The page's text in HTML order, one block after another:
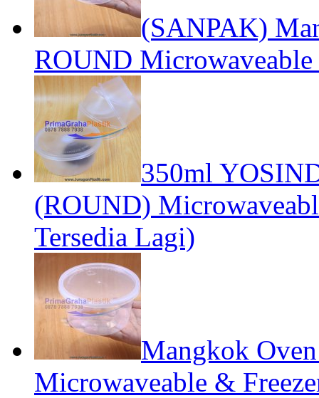
(SANPAK)
ROUND
350ml
(ROUND)
Tersedia Lagi)
Mangkok
Microwaveable &